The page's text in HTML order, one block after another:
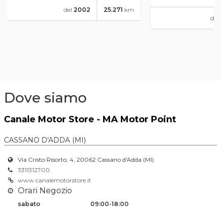
25.271 km
del 2002
del
Dove siamo
Canale Motor Store - MA Motor Point
CASSANO D'ADDA (MI)
Via Cristo Risorto, 4, 20062 Cassano d'Adda (MI)
3311312700
www.canalemotorstore.it
Orari Negozio
sabato 09:00-18:00